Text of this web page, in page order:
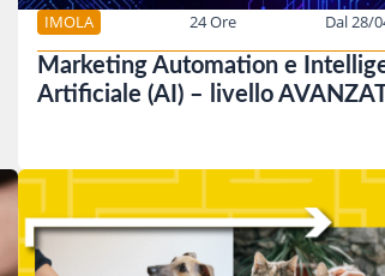
IMOLA 24 Ore Dal 28/
Marketing Automation e
Artificiale (AI) – livello